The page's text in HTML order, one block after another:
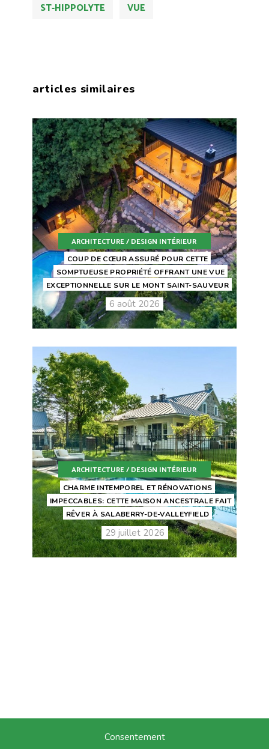
ST-HIPPOLYTE
VUE
articles similaires
ARCHITECTURE / DESIGN INTÉRIEUR
COUP DE CŒUR ASSURÉ POUR CETTE
SOMPTUEUSE PROPRIÉTÉ OFFRANT UNE VUE
EXCEPTIONNELLE SUR LE MONT SAINT-SAUVEUR
6 août 2026
ARCHITECTURE / DESIGN INTÉRIEUR
CHARME INTEMPOREL ET RÉNOVATIONS
IMPECCABLES: CETTE MAISON ANCESTRALE FAIT
RÊVER À SALABERRY-DE-VALLEYFIELD
29 juillet 2026
Consentement